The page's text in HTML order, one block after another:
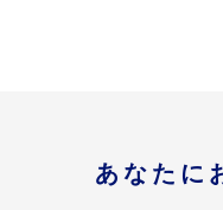
あなたに